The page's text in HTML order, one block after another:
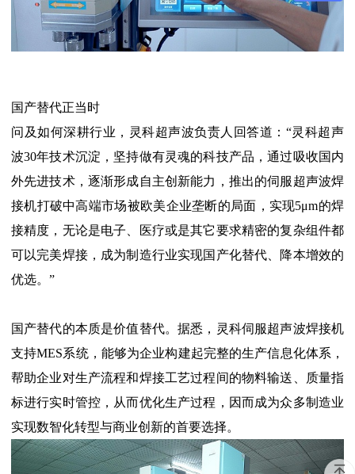
国产替代正当时
问及如何深耕行业，灵科超声波负责人回答道：“灵科超声
波30年技术沉淀，坚持做有灵魂的科技产品，通过吸收国内
外先进技术，逐渐形成自主创新能力，推出的伺服超声波焊
接机打破中高端市场被欧美企业垄断的局面，实现5μm的焊
接精度，无论是电子、医疗或是其它要求精密的复杂组件都
可以完美焊接，成为制造行业实现国产化替代、降本增效的
优选。”
国产替代的本质是价值替代。据悉，灵科伺服超声波焊接机
支持MES系统，能够为企业构建起完整的生产信息化体系，
帮助企业对生产流程和焊接工艺过程间的物料输送、质量指
标进行实时管控，从而优化生产过程，因而成为众多制造业
实现数智化转型与商业创新的首要选择。